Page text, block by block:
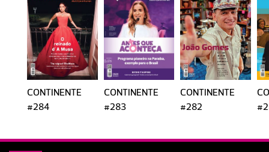
CONTINENTE
#284
CONTINENTE
#283
CONTINENTE
#282